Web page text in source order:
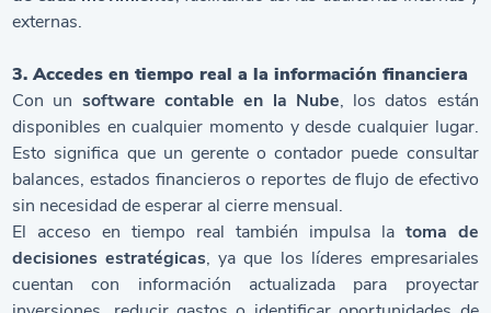
externas.
3. Accedes en tiempo real a la información financiera
Con un software contable en la Nube, los datos están
disponibles en cualquier momento y desde cualquier lugar.
Esto significa que un gerente o contador puede consultar
balances, estados financieros o reportes de flujo de efectivo
sin necesidad de esperar al cierre mensual.
El acceso en tiempo real también impulsa la toma de
decisiones estratégicas, ya que los líderes empresariales
cuentan con información actualizada para proyectar